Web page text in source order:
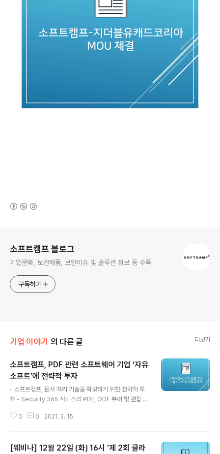
소프트캠프 블로그
기업문화, 보안제품, 보안이슈 및 솔루션 정보 등 수록
구독하기
기업 이야기 의 다른 글 더보기
소프트캠프, PDF 관련 소프트웨어 기업 ‘자유
소프트’에 전략적 투자
- 소프트캠프, 문서 처리 기술을 확보하기 위한 전략적 투
자 - Security 365 서비스의 PDF, ODF 뷰어 및 편집 기
으로 더 쓰기 편리해진 Security 365 서비스 업그레이드
프트에 전략적 투자를 추진한다. 문서의 암호화를 포함한
0 0 2021. 2. 15.
[웨비나] 12월 22일 (화) 16시 '제 2회 클라